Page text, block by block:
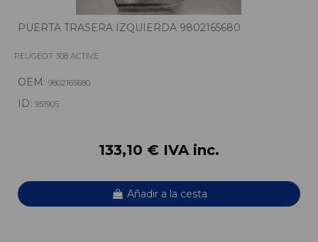
PUERTA TRASERA IZQUIERDA 9802165680
PEUGEOT 308 ACTIVE
OEM: 9802165680
ID: 951905
133,10 € IVA inc.
Añadir a la cesta